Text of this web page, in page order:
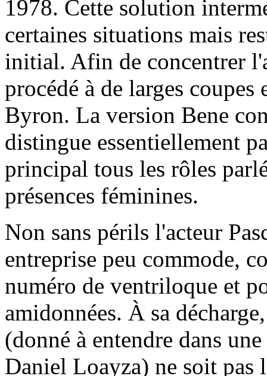
1978. Cette solution
certaines situations mais
initial. Afin de concentrer
procédé à de larges
Byron. La version Bene
distingue essentiellement
principal tous les rôles
présences féminines.
Non sans périls l'acteur
entreprise peu commode,
numéro de ventriloque et
amidonnées. À sa
(donné à entendre dans
Daniel Loayza) ne soit pas